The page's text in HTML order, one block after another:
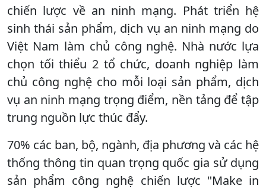
chiến lược về an ninh mạng. Phát triển hệ
sinh thái sản phẩm, dịch vụ an ninh mạng do
Việt Nam làm chủ công nghệ. Nhà nước lựa
chọn tối thiểu 2 tổ chức, doanh nghiệp làm
chủ công nghệ cho mỗi loại sản phẩm, dịch
vụ an ninh mạng trọng điểm, nền tảng để tập
trung nguồn lực thúc đẩy.
70% các ban, bộ, ngành, địa phương và các hệ
thống thông tin quan trọng quốc gia sử dụng
sản phẩm công nghệ chiến lược "Make in